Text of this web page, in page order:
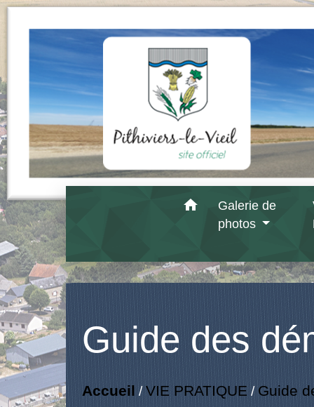
home
Galerie de
photos
Guide des
Accueil /VIE PRATIQUE/ Guide